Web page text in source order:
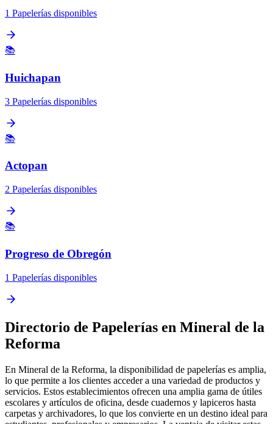
1 Papelerías disponibles
📚
Huichapan
3 Papelerías disponibles
📚
Actopan
2 Papelerías disponibles
📚
Progreso de Obregón
1 Papelerías disponibles
Directorio de Papelerías en Mineral de la
Reforma
En Mineral de la Reforma, la disponibilidad de papelerías es amplia,
lo que permite a los clientes acceder a una variedad de productos y
servicios. Estos establecimientos ofrecen una amplia gama de útiles
escolares y artículos de oficina, desde cuadernos y lapiceros hasta
carpetas y archivadores, lo que los convierte en un destino ideal para